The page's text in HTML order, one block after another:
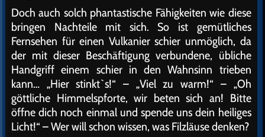
Doch auch solch phantastische Fähigkeiten wie diese
bringen Nachteile mit sich. So ist gemütliches
Fernsehen für einen Vulkanier schier unmöglich, da
der mit dieser Beschäftigung verbundene, übliche
Handgriff einem schier in den Wahnsinn trieben
kann… „Hier stinkt`s!“ – „Viel zu warm!“ – „Oh
göttliche Himmelspforte, wir beten sich an! Bitte
öffne dich noch einmal und spende uns dein heiliges
Licht!“ – Wer will schon wissen, was Filzläuse denken?